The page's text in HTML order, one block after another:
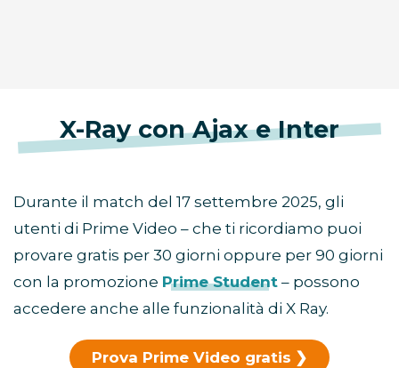
X-Ray con Ajax e Inter
Durante il match del 17 settembre 2025, gli
utenti di Prime Video – che ti ricordiamo puoi
provare gratis per 30 giorni oppure per 90 giorni
con la promozione Prime Student – possono
accedere anche alle funzionalità di X Ray.
Prova Prime Video gratis